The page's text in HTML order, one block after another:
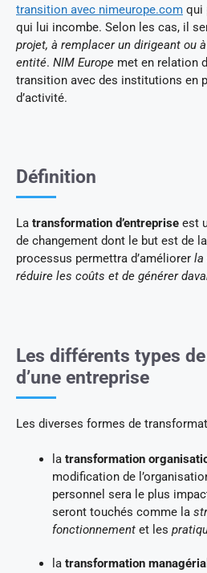
transition avec nimeurope.com qui
qui lui incombe. Selon les cas, il
projet, à remplacer un dirigeant ou
entité. NIM Europe met en relation
transition avec des institutions en
d’activité.
Définition
La transformation d’entreprise est
de changement dont le but est de
processus permettra d’améliorer la
réduire les coûts et de générer
Les différents types
d’une entreprise
Les diverses formes de
la transformation
modification de
personnel sera le plus
seront touchés comme la
fonctionnement et les
la transformation